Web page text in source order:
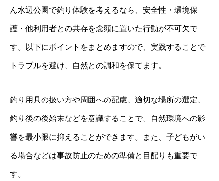
ん水辺公園で釣り体験を考えるなら、安全性・環境保
護・他利用者との共存を念頭に置いた行動が不可欠で
す。以下にポイントをまとめますので、実践することで
トラブルを避け、自然との調和を保てます。
釣り用具の扱い方や周囲への配慮、適切な場所の選定、
釣り後の後始末などを意識することで、自然環境への影
響を最小限に抑えることができます。また、子どもがい
る場合などは事故防止のための準備と目配りも重要で
す。